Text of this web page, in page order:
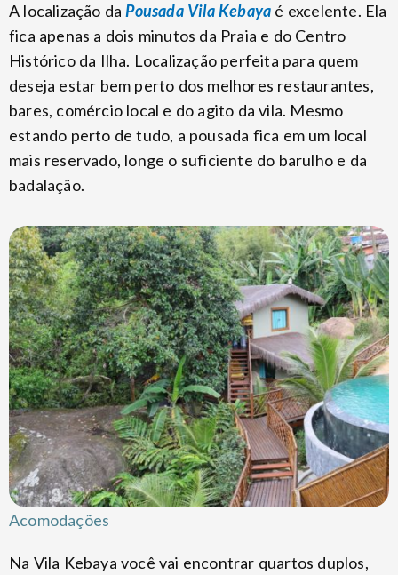
A localização daPousada Vila Kebaya é excelente. Ela
fica apenas a dois minutos da Praia e do Centro
Histórico da Ilha. Localização perfeita para quem
deseja estar bem perto dos melhores restaurantes,
bares, comércio local e do agito da vila. Mesmo
estando perto de tudo, a pousada fica em um local
mais reservado, longe o suficiente do barulho e da
badalação.
Acomodações
Na Vila Kebaya você vai encontrar quartos duplos,